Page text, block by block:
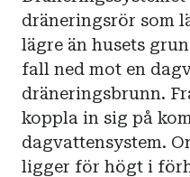
dräneringsrör som
lägre än husets
fall ned mot en
dräneringsbrunn.
koppla in sig på
dagvattensystem.
ligger för högt i